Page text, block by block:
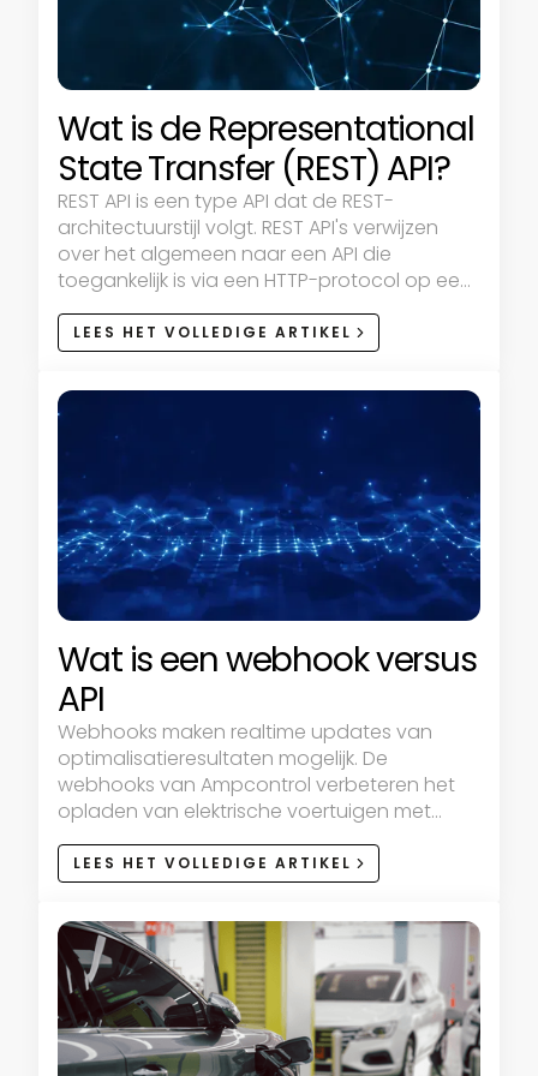
Wat is de Representational
State Transfer (REST) API?
REST API is een type API dat de REST-
architectuurstijl volgt. REST API's verwijzen
over het algemeen naar een API die
toegankelijk is via een HTTP-protocol op een
vooraf gedefinieerde, vooraf ingestelde
URL's.
LEES HET VOLLEDIGE ARTIKEL
Wat is een webhook versus
API
Webhooks maken realtime updates van
optimalisatieresultaten mogelijk. De
webhooks van Ampcontrol verbeteren het
opladen van elektrische voertuigen met
automatische meldingen en inzichten.
LEES HET VOLLEDIGE ARTIKEL